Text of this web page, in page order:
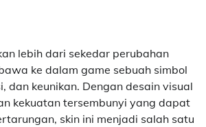
lebih dari sekedar perubahan
ke dalam game sebuah simbol
dan keunikan. Dengan desain visual
kekuatan tersembunyi yang dapat
skin ini menjadi salah satu